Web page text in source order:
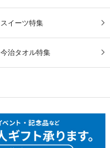
スイーツ特集
今治タオル特集